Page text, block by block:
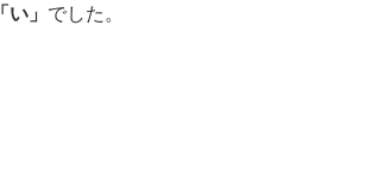
「い」 でした。